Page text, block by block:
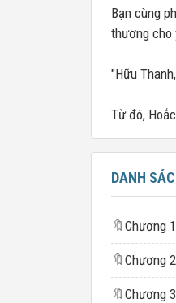
Bạn cùng
thương cho
"Hữu
Từ đó,
DANH
🔖 Chương 1
🔖 Chương 2
🔖 Chương 3